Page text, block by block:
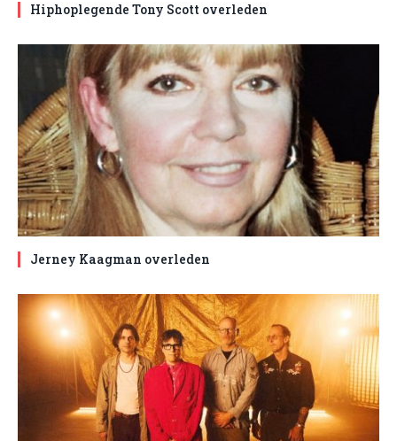
Hiphoplegende Tony Scott overleden
Jerney Kaagman overleden